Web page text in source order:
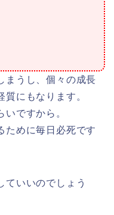
まうし、個々の成長
にもなります。
ですから。
ために毎日必死です
ていいのでしょう